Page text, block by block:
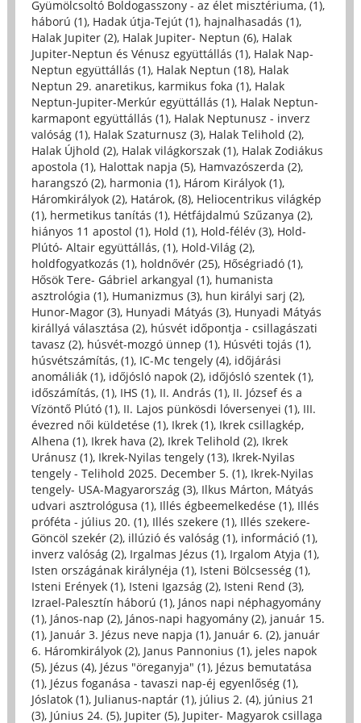
Gyümölcsoltó Boldogasszony - az élet misztériuma, (1),
háború (1), Hadak útja-Tejút (1), hajnalhasadás (1),
Halak Jupiter (2), Halak Jupiter- Neptun (6), Halak
Jupiter-Neptun és Vénusz együttállás (1), Halak Nap-
Neptun együttállás (1), Halak Neptun (18), Halak
Neptun 29. anaretikus, karmikus foka (1), Halak
Neptun-Jupiter-Merkúr együttállás (1), Halak Neptun-
karmapont együttállás (1), Halak Neptunusz - inverz
valóság (1), Halak Szaturnusz (3), Halak Telihold (2),
Halak Újhold (2), Halak világkorszak (1), Halak Zodiákus
apostola (1), Halottak napja (5), Hamvazószerda (2),
harangszó (2), harmonia (1), Három Királyok (1),
Háromkirályok (2), Határok, (8), Heliocentrikus világkép
(1), hermetikus tanítás (1), Hétfájdalmú Szűzanya (2),
hiányos 11 apostol (1), Hold (1), Hold-félév (3), Hold-
Plútó- Altair együttállás, (1), Hold-Világ (2),
holdfogyatkozás (1), holdnővér (25), Hőségriadó (1),
Hősök Tere- Gábriel arkangyal (1), humanista
asztrológia (1), Humanizmus (3), hun királyi sarj (2),
Hunor-Magor (3), Hunyadi Mátyás (3), Hunyadi Mátyás
királlyá választása (2), húsvét időpontja - csillagászati
tavasz (2), húsvét-mozgó ünnep (1), Húsvéti tojás (1),
húsvétszámítás, (1), IC-Mc tengely (4), időjárási
anomáliák (1), időjósló napok (2), időjósló szentek (1),
időszámítás, (1), IHS (1), II. András (1), II. József és a
Vízöntő Plútó (1), II. Lajos pünkösdi lóversenyei (1), III.
évezred női küldetése (1), Ikrek (1), Ikrek csillagkép,
Alhena (1), Ikrek hava (2), Ikrek Telihold (2), Ikrek
Uránusz (1), Ikrek-Nyilas tengely (13), Ikrek-Nyilas
tengely - Telihold 2025. December 5. (1), Ikrek-Nyilas
tengely- USA-Magyarország (3), Ilkus Márton, Mátyás
udvari asztrológusa (1), Illés égbeemelkedése (1), Illés
próféta - július 20. (1), Illés szekere (1), Illés szekere-
Göncöl szekér (2), illúzió és valóság (1), információ (1),
inverz valóság (2), Irgalmas Jézus (1), Irgalom Atyja (1),
Isten országának királynéja (1), Isteni Bölcsesség (1),
Isteni Erények (1), Isteni Igazság (2), Isteni Rend (3),
Izrael-Palesztín háború (1), János napi néphagyomány
(1), János-nap (2), János-napi hagyomány (2), január 15.
(1), Január 3. Jézus neve napja (1), Január 6. (2), január
6. Háromkirályok (2), Janus Pannonius (1), jeles napok
(5), Jézus (4), Jézus "öreganyja" (1), Jézus bemutatása
(1), Jézus foganása - tavaszi nap-éj egyenlőség (1),
Jóslatok (1), Julianus-naptár (1), július 2. (4), június 21
(3), Június 24. (5), Jupiter (5), Jupiter- Magyarok csillaga